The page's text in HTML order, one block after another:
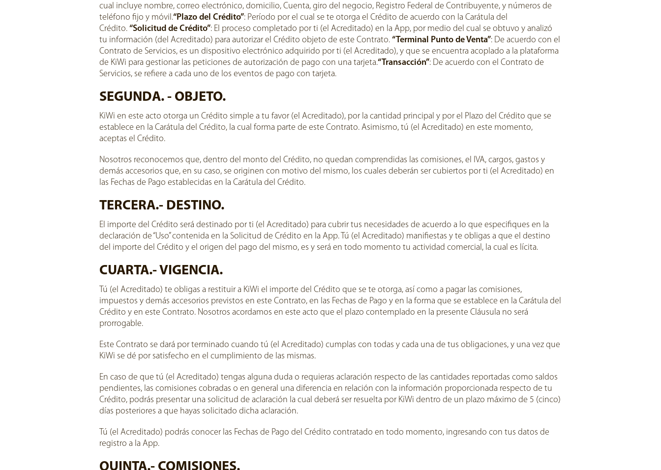
cual incluye nombre, correo electrónico, domicilio, Cuenta, giro del negocio, Registro Federal de Contribuyente, y números de
teléfono fijo y móvil.“Plazo del Crédito”: Período por el cual se te otorga el Crédito de acuerdo con la Carátula del
Crédito. “Solicitud de Crédito”: El proceso completado por ti (el Acreditado) en la App, por medio del cual se obtuvo y analizó
tu información (del Acreditado) para autorizar el Crédito objeto de este Contrato. “Terminal Punto de Venta”: De acuerdo con el
Contrato de Servicios, es un dispositivo electrónico adquirido por ti (el Acreditado), y que se encuentra acoplado a la plataforma
de KiWi para gestionar las peticiones de autorización de pago con una tarjeta.“Transacción”: De acuerdo con el Contrato de
Servicios, se refiere a cada uno de los eventos de pago con tarjeta.
SEGUNDA. - OBJETO.
KiWi en este acto otorga un Crédito simple a tu favor (el Acreditado), por la cantidad principal y por el Plazo del Crédito que se
establece en la Carátula del Crédito, la cual forma parte de este Contrato. Asimismo, tú (el Acreditado) en este momento,
aceptas el Crédito.
Nosotros reconocemos que, dentro del monto del Crédito, no quedan comprendidas las comisiones, el IVA, cargos, gastos y
demás accesorios que, en su caso, se originen con motivo del mismo, los cuales deberán ser cubiertos por ti (el Acreditado) en
las Fechas de Pago establecidas en la Carátula del Crédito.
TERCERA.- DESTINO.
El importe del Crédito será destinado por ti (el Acreditado) para cubrir tus necesidades de acuerdo a lo que especifiques en la
declaración de “Uso” contenida en la Solicitud de Crédito en la App. Tú (el Acreditado) manifiestas y te obligas a que el destino
del importe del Crédito y el origen del pago del mismo, es y será en todo momento tu actividad comercial, la cual es lícita.
CUARTA.- VIGENCIA.
Tú (el Acreditado) te obligas a restituir a KiWi el importe del Crédito que se te otorga, así como a pagar las comisiones,
impuestos y demás accesorios previstos en este Contrato, en las Fechas de Pago y en la forma que se establece en la Carátula del
Crédito y en este Contrato. Nosotros acordamos en este acto que el plazo contemplado en la presente Cláusula no será
prorrogable.
Este Contrato se dará por terminado cuando tú (el Acreditado) cumplas con todas y cada una de tus obligaciones, y una vez que
KiWi se dé por satisfecho en el cumplimiento de las mismas.
En caso de que tú (el Acreditado) tengas alguna duda o requieras aclaración respecto de las cantidades reportadas como saldos
pendientes, las comisiones cobradas o en general una diferencia en relación con la información proporcionada respecto de tu
Crédito, podrás presentar una solicitud de aclaración la cual deberá ser resuelta por KiWi dentro de un plazo máximo de 5 (cinco)
días posteriores a que hayas solicitado dicha aclaración.
Tú (el Acreditado) podrás conocer las Fechas de Pago del Crédito contratado en todo momento, ingresando con tus datos de
registro a la App.
QUINTA.- COMISIONES.